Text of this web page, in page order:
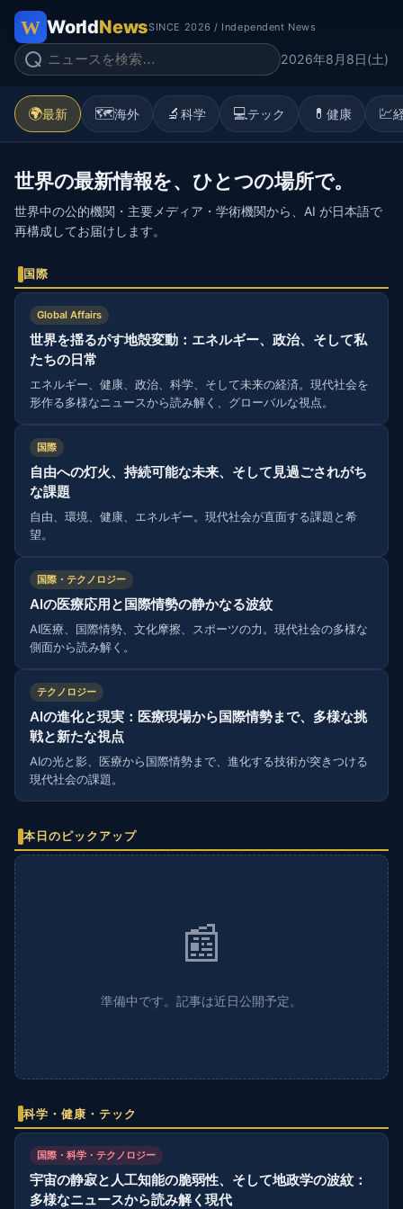
WorldNewsSINCE 2026 / Independent News
2026年8月8日(土)
🌍最新 🗺️海外 🔬 科学 💻テック 💊 健康 💹
世界の最新情報を、ひとつの場所で。
世界中の公的機関・主要メディア・学術機関から、AI が日本語で
再構成してお届けします。
国際
Global Affairs
世界を揺るがす地殻変動：エネルギー、政治、そして私
たちの日常
エネルギー、健康、政治、科学、そして未来の経済。現代社会を
形作る多様なニュースから読み解く、グローバルな視点。
国際
自由への灯火、持続可能な未来、そして見過ごされがち
な課題
自由、環境、健康、エネルギー。現代社会が直面する課題と希
望。
国際・テクノロジー
AIの医療応用と国際情勢の静かなる波紋
AI医療、国際情勢、文化摩擦、スポーツの力。現代社会の多様な
側面から読み解く。
テクノロジー
AIの進化と現実：医療現場から国際情勢まで、多様な挑
戦と新たな視点
AIの光と影、医療から国際情勢まで、進化する技術が突きつける
現代社会の課題。
本日のピックアップ
📰
準備中です。記事は近日公開予定。
科学・健康・テック
国際・科学・テクノロジー
宇宙の静寂と人工知能の脆弱性、そして地政学の波紋：
多様なニュースから読み解く現代